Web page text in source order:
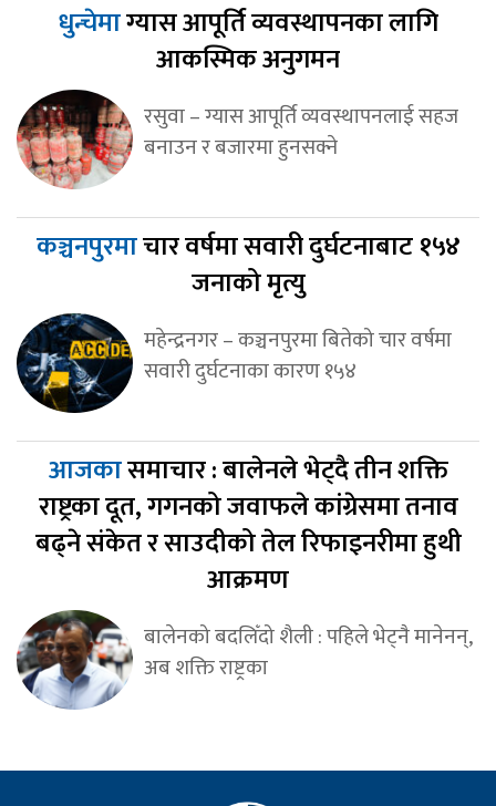
धुन्चेमाग्यास आपूर्ति व्यवस्थापनका लागि
आकस्मिक अनुगमन
रसुवा – ग्यास आपूर्ति व्यवस्थापनलाई सहज
बनाउन र बजारमा हुनसक्ने
कञ्चनपुरमाचार वर्षमा सवारी दुर्घटनाबाट १५४
जनाको मृत्यु
महेन्द्रनगर – कञ्चनपुरमा बितेको चार वर्षमा
सवारी दुर्घटनाका कारण १५४
आजकासमाचार : बालेनले भेट्दै तीन शक्ति
राष्ट्रका दूत, गगनको जवाफले कांग्रेसमा तनाव
बढ्ने संकेत र साउदीको तेल रिफाइनरीमा हुथी
आक्रमण
बालेनको बदलिँदो शैली : पहिले भेट्नै मानेनन्,
अब शक्ति राष्ट्रका